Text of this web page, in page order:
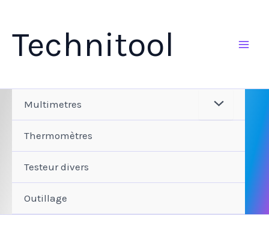
contenu
Technitool
Multimetres
Thermomètres
Testeur divers
Outillage